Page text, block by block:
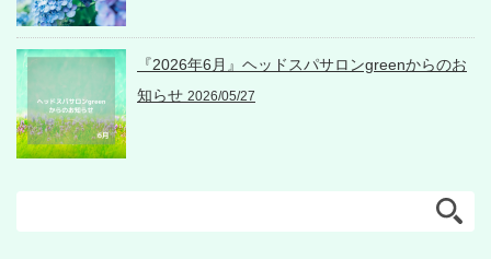
『2026年6月』ヘッドスパサロンgreenからのお
知らせ 2026/05/27